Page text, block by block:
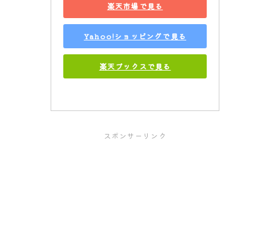
楽天市場で見る
Yahoo!ショッピングで見る
楽天ブックスで見る
スポンサーリンク